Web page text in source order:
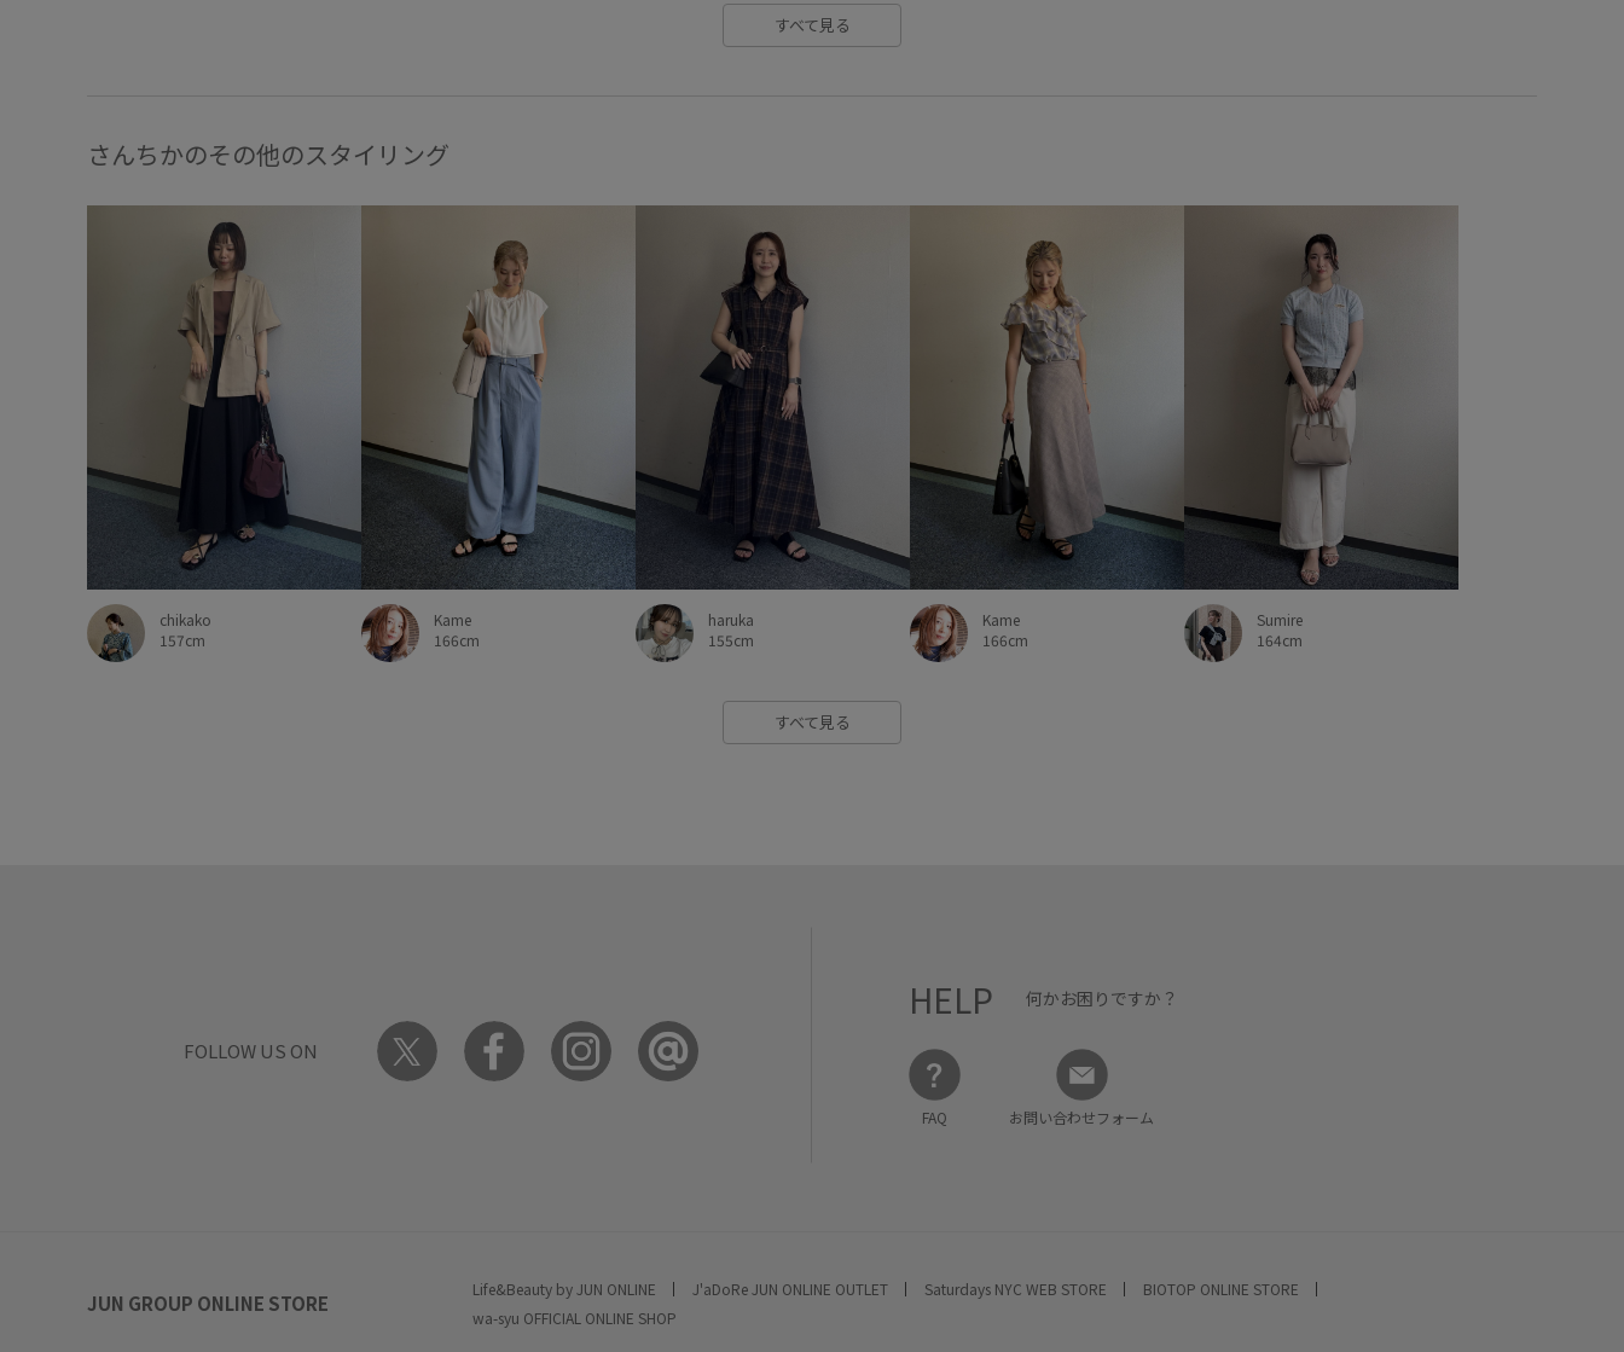
すべて見る
さんちかのその他のスタイリング
chikako
157cm
Kame
166cm
haruka
155cm
Kame
166cm
Sumire
164cm
すべて見る
FOLLOW US ON
HELP 何かお困りですか？
FAQ お問い合わせフォーム
JUN GROUP ONLINE STORE
Life&Beauty by JUN ONLINE J'aDoRe JUN ONLINE OUTLET Saturdays NYC WEB STORE
BIOTOP ONLINE STORE
wa-syu OFFICIAL ONLINE SHOP